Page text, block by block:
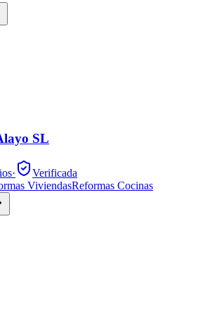
SL
·
Verificada
ViviendasReformas Cocinas